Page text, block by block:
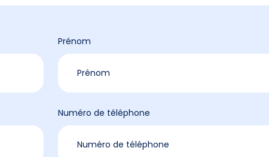
Prénom
Numéro de téléphone